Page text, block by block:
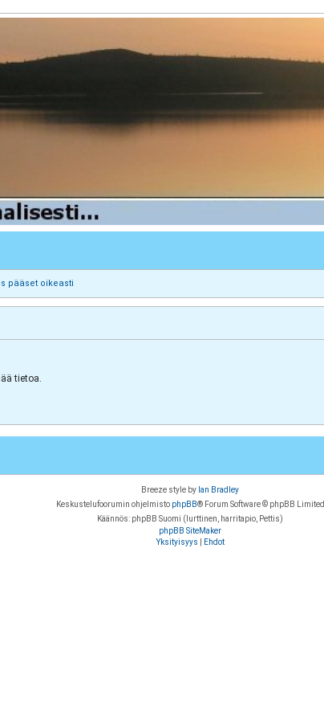
pääset oikeasti
tietoa.
Breeze style by Ian Bradley
Keskustelufoorumin ohjelmisto phpBB® Forum Software © phpBB Limited
Käännös: phpBB Suomi (lurttinen, harritapio, Pettis)
phpBB SiteMaker
Yksityisyys
Ehdot